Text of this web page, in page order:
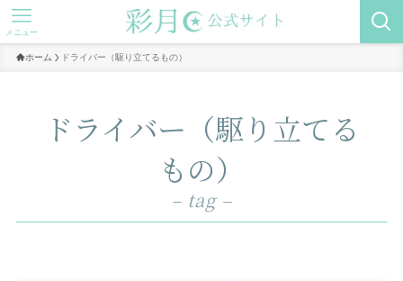
メニュー
ホーム ドライバー（駆り立てるもの）
ドライバー（駆り立てる
もの）
– tag –